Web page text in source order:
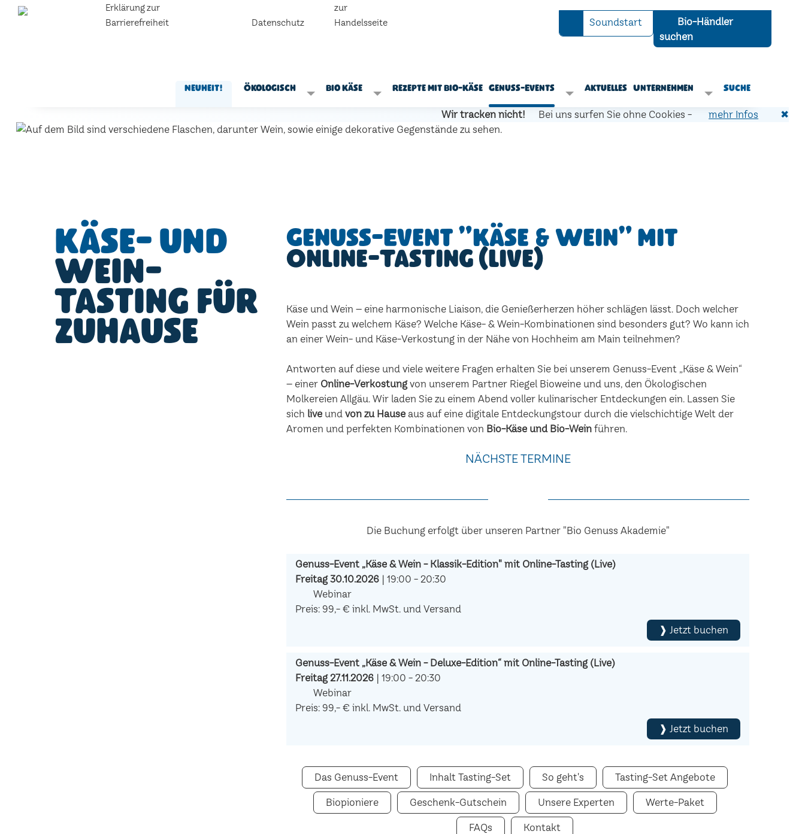
Erklärung zur
Barrierefreiheit
Datenschutz
zur
Handelsseite
Soundstart
Bio-Händler
suchen
Neuheit! Ökologisch Bio Käse Rezepte mit Bio-Käse Genuss-Events Aktuelles Unternehmen Suche
Wir tracken nicht! Bei uns surfen Sie ohne Cookies - mehr Infos ✖
Käse- und
Wein-
Tasting für
zuhause
Genuss-Event "Käse & Wein" mit
Online-Tasting (live)
Käse und Wein – eine harmonische Liaison, die Genießerherzen höher schlägen lässt. Doch welcher
Wein passt zu welchem Käse? Welche Käse- & Wein-Kombinationen sind besonders gut? Wo kann ich
an einer Wein- und Käse-Verkostung in der Nähe von Hochheim am Main teilnehmen?
Antworten auf diese und viele weitere Fragen erhalten Sie bei unserem Genuss-Event „Käse & Wein“
– einer Online-Verkostungvon unserem Partner Riegel Bioweine und uns, den Ökologischen
Molkereien Allgäu. Wir laden Sie zu einem Abend voller kulinarischer Entdeckungen ein. Lassen Sie
sich live undvon zu Hause aus auf eine digitale Entdeckungstour durch die vielschichtige Welt der
Aromen und perfekten Kombinationen von Bio-Käse und Bio-Wein führen.
NÄCHSTE TERMINE
Die Buchung erfolgt über unseren Partner "Bio Genuss Akademie"
Genuss-Event „Käse & Wein - Klassik-Edition" mit Online-Tasting (Live)
Freitag 30.10.2026 | 19:00 - 20:30
Webinar
Preis: 99,- € inkl. MwSt. und Versand
❱ Jetzt buchen
Genuss-Event „Käse & Wein - Deluxe-Edition“ mit Online-Tasting (Live)
Freitag 27.11.2026 | 19:00 - 20:30
Webinar
Preis: 99,- € inkl. MwSt. und Versand
❱ Jetzt buchen
Das Genuss-Event Inhalt Tasting-Set So geht's Tasting-Set Angebote
Biopioniere Geschenk-Gutschein Unsere Experten Werte-Paket
FAQs Kontakt